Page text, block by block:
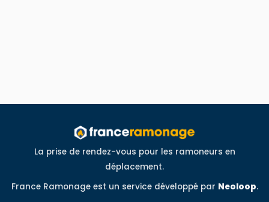
La prise de rendez-vous pour les ramoneurs en
déplacement.
France Ramonage est un service développé par Neoloop.